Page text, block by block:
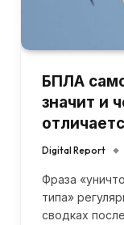
БПЛА
значит и
Digital Report
Фраза
типа»
сводках